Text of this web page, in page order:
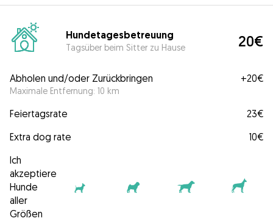
Hundetagesbetreuung
Tagsüber beim Sitter zu Hause 20€
Abholen und/oder Zurückbringen
Maximale Entfernung: 10 km
+20€
Feiertagsrate
23€
Extra dog rate
10€
Ich
akzeptiere
Hunde
aller
Größen